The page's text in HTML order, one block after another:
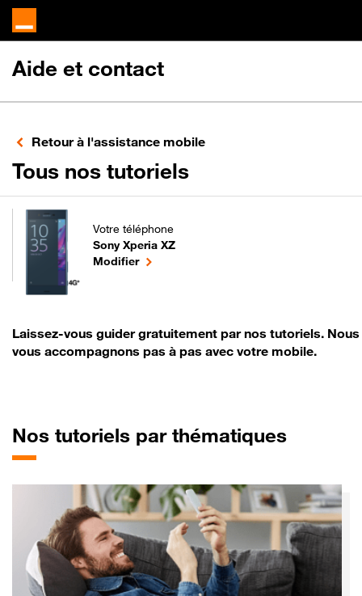
Aide et contact
Retour à l'assistance mobile
Tous nos tutorielspour votre Sony
Laissez-vous guider gratuitement par nos tutoriels. Nous
vous accompagnons pas à pas avec votre mobile.
Votre téléphone
Sony Xperia XZ
pour votre Sony Xperia XZ ou
Modifierle téléphone sélectionné
Nos tutoriels par thématiquespour